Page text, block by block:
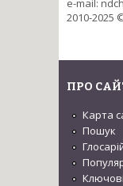
e-mail:
2010-2025
ПРО
Карта
Пошук